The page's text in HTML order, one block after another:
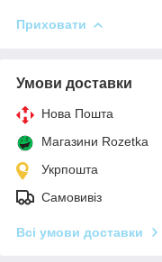
Приховати
Умови доставки
Нова Пошта
Магазини Rozetka
Укрпошта
Самовивіз
Всі умови доставки